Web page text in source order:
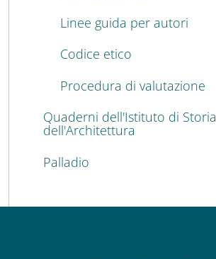
Linee guida per autori
Codice etico
Procedura di valutazione
Quaderni dell'Istituto di Storia
dell'Architettura
Palladio